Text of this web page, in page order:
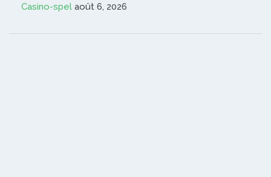
Casino-spel août 6, 2026